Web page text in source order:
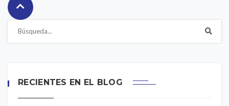
RECIENTES EN EL BLOG